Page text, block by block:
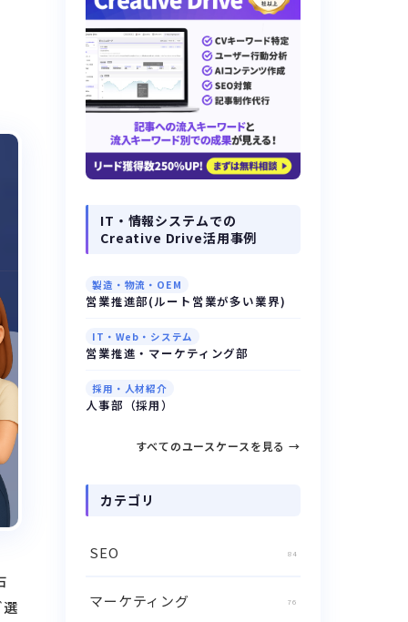
IT・情報システムでの
Creative Drive活用事例
製造・物流・OEM
営業推進部(ルート営業が多い業界)
IT・Web・システム
営業推進・マーケティング部
採用・人材紹介
人事部（採用）
すべてのユースケースを見る →
カテゴリ
SEO 84
マーケティング 76